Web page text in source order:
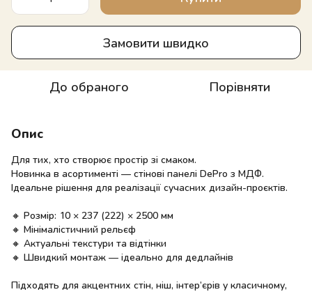
Замовити швидко
До обраного Порівняти
Опис
Для тих, хто створює простір зі смаком.
Новинка в асортименті — стінові панелі DePro з МДФ.
Ідеальне рішення для реалізації сучасних дизайн-проєктів.
🔸 Розмір: 10 × 237 (222) × 2500 мм
🔸 Мінімалістичний рельєф
🔸 Актуальні текстури та відтінки
🔸 Швидкий монтаж — ідеально для дедлайнів
Підходять для акцентних стін, ніш, інтер’єрів у класичному,